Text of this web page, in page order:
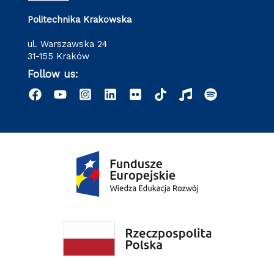
Politechnika Krakowska
ul. Warszawska 24
31-155 Kraków
Follow us: